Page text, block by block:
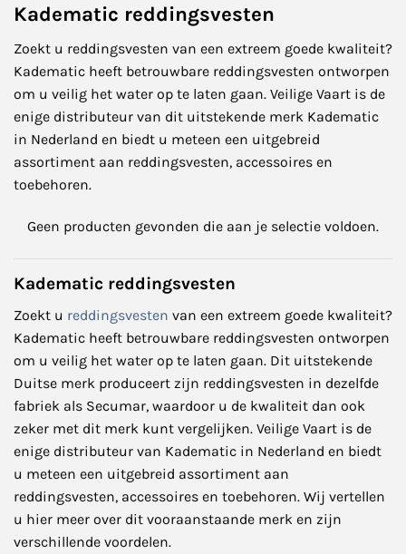
Kadematic reddingsvesten
Zoekt u reddingsvesten van een extreem goede kwaliteit?
Kadematic heeft betrouwbare reddingsvesten ontworpen
om u veilig het water op te laten gaan. Veilige Vaart is de
enige distributeur van dit uitstekende merk Kadematic
in Nederland en biedt u meteen een uitgebreid
assortiment aan reddingsvesten, accessoires en
toebehoren.
Geen producten gevonden die aan je selectie voldoen.
Kadematic reddingsvesten
Zoekt u reddingsvesten van een extreem goede kwaliteit?
Kadematic heeft betrouwbare reddingsvesten ontworpen
om u veilig het water op te laten gaan. Dit uitstekende
Duitse merk produceert zijn reddingsvesten in dezelfde
fabriek als Secumar, waardoor u de kwaliteit dan ook
zeker met dit merk kunt vergelijken. Veilige Vaart is de
enige distributeur van Kadematic in Nederland en biedt
u meteen een uitgebreid assortiment aan
reddingsvesten, accessoires en toebehoren. Wij vertellen
u hier meer over dit vooraanstaande merk en zijn
verschillende voordelen.